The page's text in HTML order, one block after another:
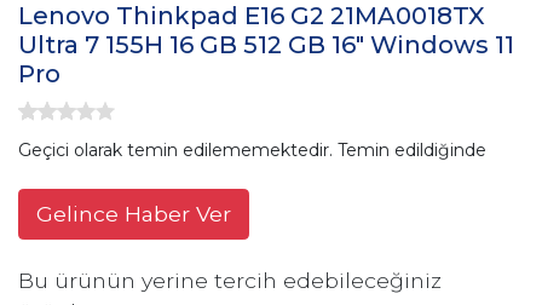
Lenovo Thinkpad E16 G2 21MA0018TX
Ultra 7 155H 16 GB 512 GB 16" Windows 11
Pro
Geçici olarak temin edilememektedir. Temin edildiğinde
Gelince Haber Ver
Bu ürünün yerine tercih edebileceğiniz